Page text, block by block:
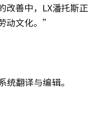
改善中，LX潘托斯正
动文化。”
翻译与编辑。